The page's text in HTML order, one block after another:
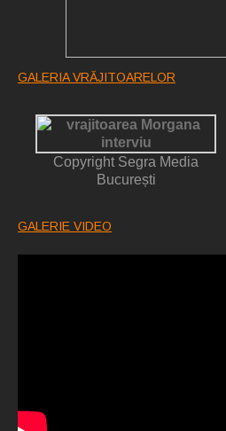
GALERIA VRĂJITOARELOR
Copyright Segra Media
București
GALERIE VIDEO